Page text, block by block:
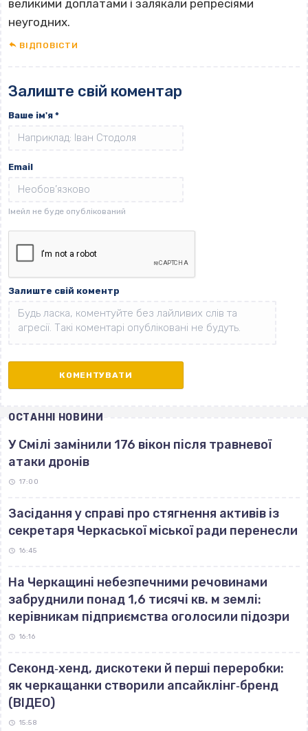
великими доплатами і залякали репресіями
неугодних.
ВІДПОВІCТИ
Залиште свій коментар
Ваше ім'я *
Email
Залиште свій коментр
ОСТАННІ НОВИНИ
У Смілі замінили 176 вікон після травневої
атаки дронів
17:00
Засідання у справі про стягнення активів із
секретаря Черкаської міської ради перенесли
16:45
На Черкащині небезпечними речовинами
забруднили понад 1,6 тисячі кв. м землі:
керівникам підприємства оголосили підозри
16:16
Секонд‐хенд, дискотеки й перші переробки:
як черкащанки створили апсайклінг‐бренд
(ВІДЕО)
15:58